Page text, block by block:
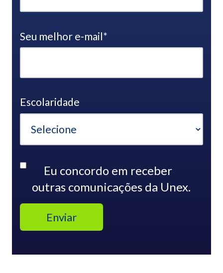
Seu melhor e-mail*
Escolaridade
Eu concordo em receber
outras comunicações da Unex.